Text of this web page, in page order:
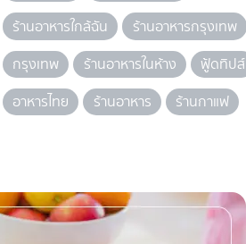
ร้านอาหารใกล้ฉัน
ร้านอาหารกรุงเทพ
กรุงเทพ
ร้านอาหารในห้าง
ฟู้ดทิปส์
อาหารไทย
ร้านอาหาร ร้านกาแฟ